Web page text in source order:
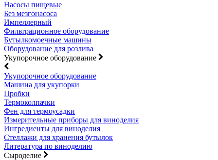
Насосы пищевые
Без мезгонасоса
Импеллерный
Фильтрационное оборудование
Бутылкомоечные машины
Оборудование для розлива
Укупорочное оборудование
Укупорочное оборудование
Машина для укупорки
Пробки
Термоколпачки
Фен для термоусадки
Измерительные приборы для виноделия
Ингредиенты для виноделия
Стеллажи для хранения бутылок
Литература по виноделию
Сыроделие